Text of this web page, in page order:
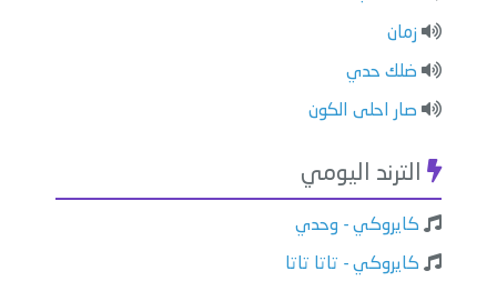
زمان
ضلك حدي
صار احلى الكون
الترند اليومي
كايروكي - وحدي
كايروكي - تاتا تاتا